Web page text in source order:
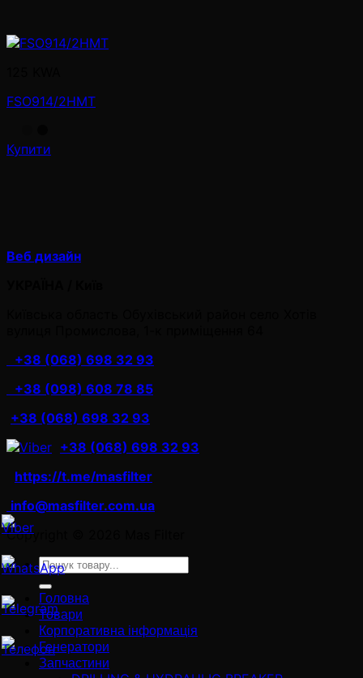
FSO914/2HMT
Купити
Веб дизайн
+38 (068) 698 32 93
+38 (098) 608 78 85
+38 (068) 698 32 93
+38 (068) 698 32 93
https://t.me/masfilter
info@masfilter.com.ua
Copyright © 2026 Mas Filter
Ara:
Головна
Товари
Корпоративна інформація
Генератори
Запчастини